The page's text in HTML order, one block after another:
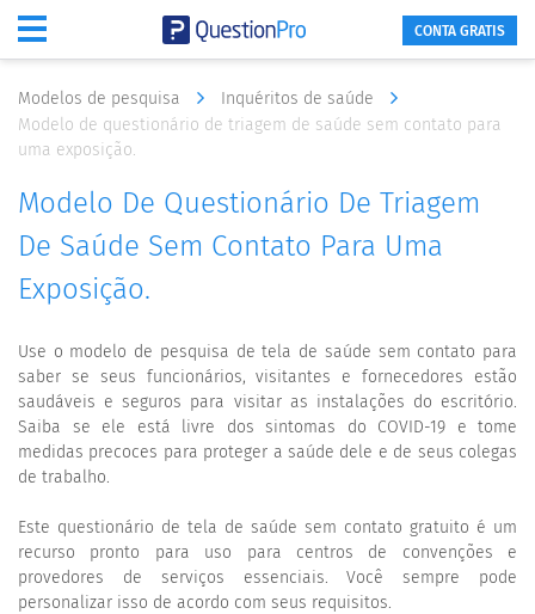
CONTA GRATIS
Modelos de pesquisa
Inquéritos de saúde
Modelo de questionário de triagem de saúde sem contato para
uma exposição.
Modelo De Questionário De Triagem
De Saúde Sem Contato Para Uma
Exposição.
Use o modelo de pesquisa de tela de saúde sem contato para
saber se seus funcionários, visitantes e fornecedores estão
saudáveis e seguros para visitar as instalações do escritório.
Saiba se ele está livre dos sintomas do COVID-19 e tome
medidas precoces para proteger a saúde dele e de seus colegas
de trabalho.
Este questionário de tela de saúde sem contato gratuito é um
recurso pronto para uso para centros de convenções e
provedores de serviços essenciais. Você sempre pode
personalizar isso de acordo com seus requisitos.